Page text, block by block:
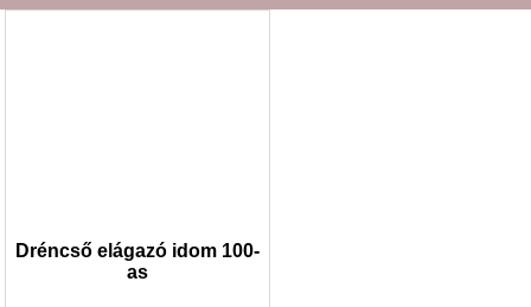
Dréncső elágazó idom 100-
as